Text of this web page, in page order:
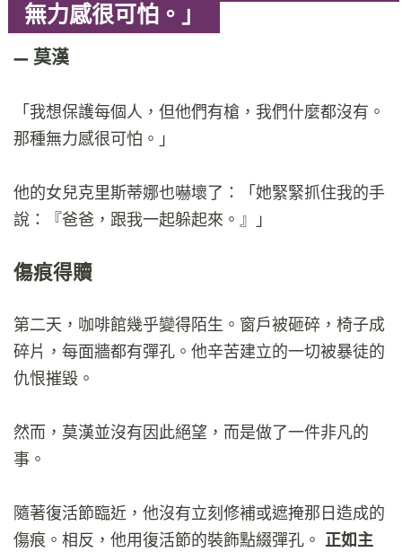
無力感很可怕。」
莫漢
「我想保護每個人，但他們有槍，我們什麼都沒有。
那種無力感很可怕。」
他的女兒克里斯蒂娜也嚇壞了：「她緊緊抓住我的手
說：『爸爸，跟我一起躲起來。』」
傷痕得贖
第二天，咖啡館幾乎變得陌生。窗戶被砸碎，椅子成
碎片，每面牆都有彈孔。他辛苦建立的一切被暴徒的
仇恨摧毀。
然而，莫漢並沒有因此絕望，而是做了一件非凡的
事。
隨著復活節臨近，他沒有立刻修補或遮掩那日造成的
傷痕。相反，他用復活節的裝飾點綴彈孔。 正如主